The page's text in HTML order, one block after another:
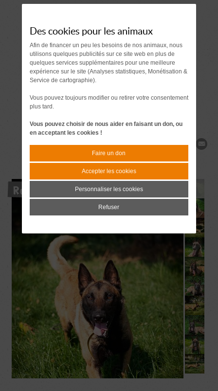
Comment se passe une adoption ?
avant l'adoption
Demande de
renseignements
Partager
Réservé
Des cookies pour les animaux
Afin de financer un peu les besoins de nos animaux, nous
utilisons quelques publicités sur ce site web en plus de
quelques services supplémentaires pour une meilleure
expérience sur le site (Analyses statistiques, Monétisation &
Service de cartographie).
Vous pouvez toujours modifier ou retirer votre consentement
plus tard.
Vous pouvez choisir de nous aider en faisant un don, ou
en acceptant les cookies !
Faire un don
Accepter les cookies
Personnaliser les cookies
Refuser